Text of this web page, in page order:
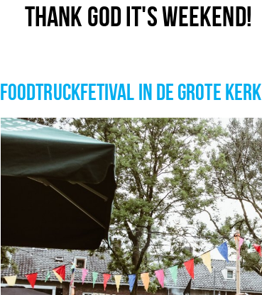
THANK GOD IT'S WEEKEND!
FOODTRUCKFETIVAL IN DE GROTE KERK